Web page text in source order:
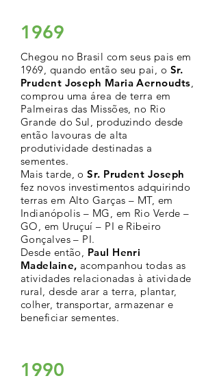
1969
Chegou no Brasil com seus pais em
1969, quando então seu pai, o Sr.
Prudent Joseph Maria Aernoudts,
comprou uma área de terra em
Palmeiras das Missões, no Rio
Grande do Sul, produzindo desde
então lavouras de alta
produtividade destinadas a
sementes.
Mais tarde, oSr. Prudent Joseph
fez novos investimentos adquirindo
terras em Alto Garças – MT, em
Indianópolis – MG, em Rio Verde –
GO, em Uruçuí – PI e Ribeiro
Gonçalves – PI.
Desde então, Paul Henri
Madelaine, acompanhou todas as
atividades relacionadas à atividade
rural, desde arar a terra, plantar,
colher, transportar, armazenar e
beneficiar sementes.
1990